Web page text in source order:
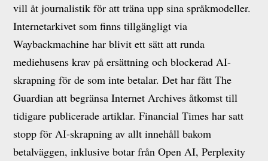
vill åt journalistik för att träna upp sina språkmodeller.
Internetarkivet som finns tillgängligt via
Waybackmachine har blivit ett sätt att runda
mediehusens krav på ersättning och blockerad AI-
skrapning för de som inte betalar. Det har fått The
Guardian att begränsa Internet Archives åtkomst till
tidigare publicerade artiklar. Financial Times har satt
stopp för AI-skrapning av allt innehåll bakom
betalväggen, inklusive botar från Open AI, Perplexity